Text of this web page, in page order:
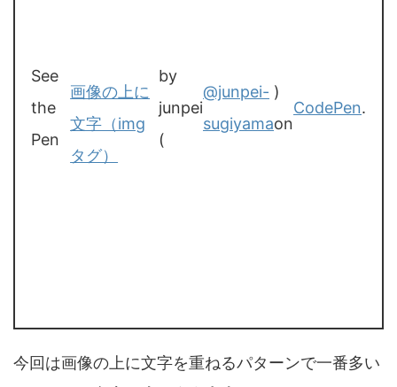
See
the
Pen
画像の上に
文字（img
タグ）
by
junpei
(
@junpei-
sugiyama
)
on
CodePen.
今回は画像の上に文字を重ねるパターンで一番多い